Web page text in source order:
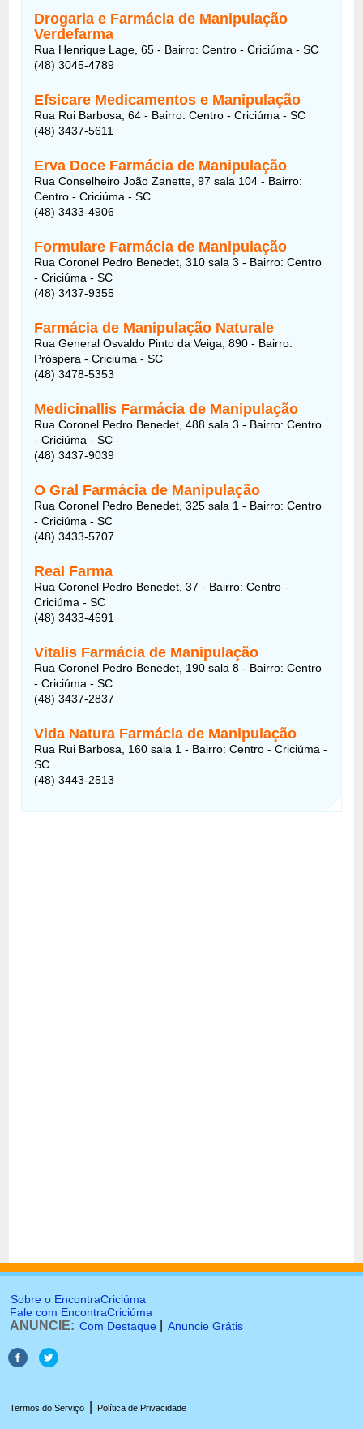
Drogaria e Farmácia de Manipulação
Verdefarma
Rua Henrique Lage, 65 - Bairro: Centro - Criciúma - SC
(48) 3045-4789
Efsicare Medicamentos e Manipulação
Rua Rui Barbosa, 64 - Bairro: Centro - Criciúma - SC
(48) 3437-5611
Erva Doce Farmácia de Manipulação
Rua Conselheiro João Zanette, 97 sala 104 - Bairro:
Centro - Criciúma - SC
(48) 3433-4906
Formulare Farmácia de Manipulação
Rua Coronel Pedro Benedet, 310 sala 3 - Bairro: Centro
- Criciúma - SC
(48) 3437-9355
Farmácia de Manipulação Naturale
Rua General Osvaldo Pinto da Veiga, 890 - Bairro:
Próspera - Criciúma - SC
(48) 3478-5353
Medicinallis Farmácia de Manipulação
Rua Coronel Pedro Benedet, 488 sala 3 - Bairro: Centro
- Criciúma - SC
(48) 3437-9039
O Gral Farmácia de Manipulação
Rua Coronel Pedro Benedet, 325 sala 1 - Bairro: Centro
- Criciúma - SC
(48) 3433-5707
Real Farma
Rua Coronel Pedro Benedet, 37 - Bairro: Centro -
Criciúma - SC
(48) 3433-4691
Vitalis Farmácia de Manipulação
Rua Coronel Pedro Benedet, 190 sala 8 - Bairro: Centro
- Criciúma - SC
(48) 3437-2837
Vida Natura Farmácia de Manipulação
Rua Rui Barbosa, 160 sala 1 - Bairro: Centro - Criciúma -
SC
(48) 3443-2513
Sobre o EncontraCriciúma
Fale com EncontraCriciúma
ANUNCIE: Com Destaque Anuncie Grátis
Termos do Serviço Política de Privacidade